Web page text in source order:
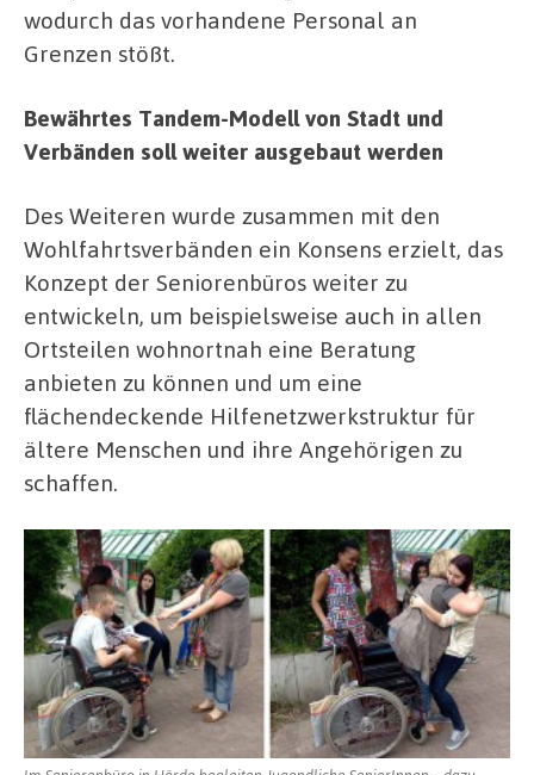
wodurch das vorhandene Personal an
Grenzen stößt.
Bewährtes Tandem-Modell von Stadt und
Verbänden soll weiter ausgebaut werden
Des Weiteren wurde zusammen mit den
Wohlfahrtsverbänden ein Konsens erzielt, das
Konzept der Seniorenbüros weiter zu
entwickeln, um beispielsweise auch in allen
Ortsteilen wohnortnah eine Beratung
anbieten zu können und um eine
flächendeckende Hilfenetzwerkstruktur für
ältere Menschen und ihre Angehörigen zu
schaffen.